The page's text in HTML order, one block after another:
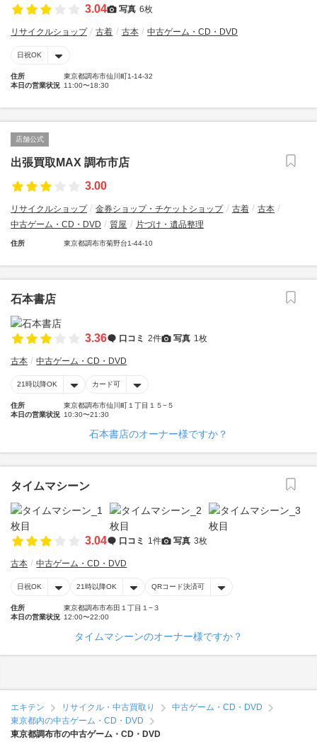
3.04 写真 6枚
リサイクルショップ 古着 古本 中古ゲーム・CD・DVD
日祝OK
住所
東京都調布市仙川町1-14-32
本日の営業状況 11:00〜18:30
店舗公式
出張買取MAX 調布市店
3.00
リサイクルショップ 金券ショップ・チケットショップ 古着
古本
中古ゲーム・CD・DVD
質屋 片づけ・遺品整理
住所 東京都調布市菊野台1-44-10
石本書店
3.36 口コミ 2件 写真 1枚
古本 中古ゲーム・CD・DVD
21時以降OK カード可
住所
東京都調布市仙川町１丁目１５−５
本日の営業状況 10:30〜21:30
石本書店のオーナー様ですか？
タイムマシーン
3.04 口コミ 1件 写真 3枚
古本 中古ゲーム・CD・DVD
日祝OK 21時以降OK QRコード決済可
住所
東京都調布市布田１丁目１−３
本日の営業状況 12:00〜22:00
タイムマシーンのオーナー様ですか？
エキテン リサイクル・中古買取り
中古ゲーム・CD・DVD
東京都内の中古ゲーム・CD・DVD
東京都調布市の中古ゲーム・CD・DVD